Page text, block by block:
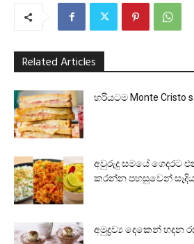
Related Articles
හරියටම Monte Cristo
අවුරුදු සමයේ ගෙදරට
කරන්න පහසුවෙන් සෑදිය
අමුද්‍රව්‍ය දෙකෙන් හදන